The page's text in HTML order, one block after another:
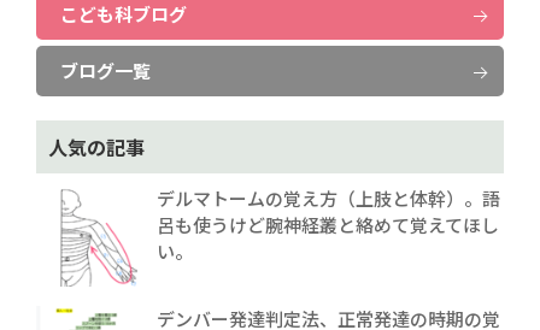
こども科ブログ
ブログ一覧
人気の記事
デルマトームの覚え方（上肢と体幹）。語
呂も使うけど腕神経叢と絡めて覚えてほし
い。
デンバー発達判定法、正常発達の時期の覚